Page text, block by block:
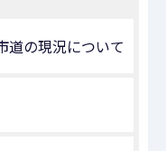
道の現況について